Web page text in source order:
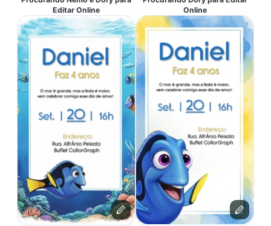
Editar Online
Online